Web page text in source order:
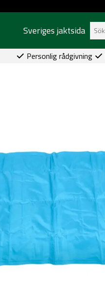
Sveriges jaktsida
Personlig rådgivning